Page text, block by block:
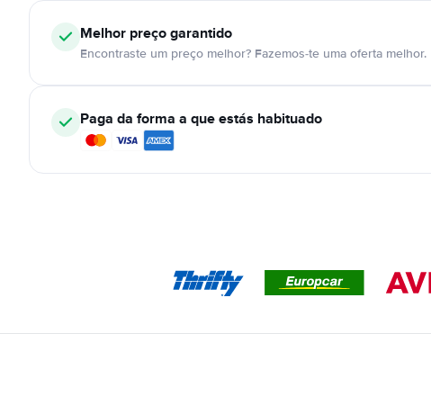
Melhor preço garantido
Encontraste um preço melhor? Fazemos-te uma oferta melhor.
Paga da forma a que estás habituado